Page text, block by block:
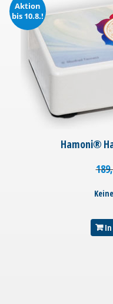
Aktion
bis 10.8.!
Hamoni®